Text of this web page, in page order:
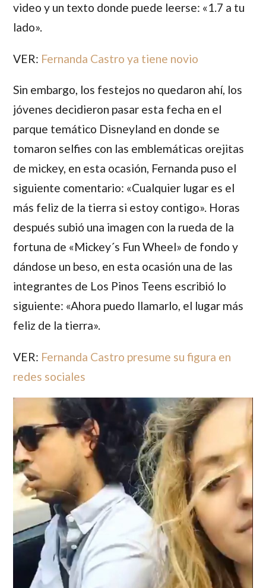
video y un texto donde puede leerse: «1.7 a tu
lado».
VER: Fernanda Castro ya tiene novio
Sin embargo, los festejos no quedaron ahí, los
jóvenes decidieron pasar esta fecha en el
parque temático Disneyland en donde se
tomaron selfies con las emblemáticas orejitas
de mickey, en esta ocasión, Fernanda puso el
siguiente comentario: «Cualquier lugar es el
más feliz de la tierra si estoy contigo». Horas
después subió una imagen con la rueda de la
fortuna de «Mickey´s Fun Wheel» de fondo y
dándose un beso, en esta ocasión una de las
integrantes de Los Pinos Teens escribió lo
siguiente: «Ahora puedo llamarlo, el lugar más
feliz de la tierra».
VER: Fernanda Castro presume su figura en
redes sociales